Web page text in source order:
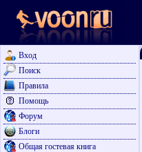
Вход
Поиск
Правила
Помощь
Форум
Блоги
Общая гостевая книга